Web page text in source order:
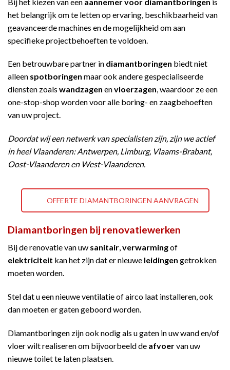
het belangrijk om te letten op ervaring, beschikbaarheid van
geavanceerde machines en de mogelijkheid om aan
specifieke projectbehoeften te voldoen.
Een betrouwbare partner in diamantboringen biedt niet
alleen spotboringen maar ook andere gespecialiseerde
diensten zoals wandzagen envloerzagen, waardoor ze een
one-stop-shop worden voor alle boring- en zaagbehoeften
van uw project.
Doordat wij een netwerk van specialisten zijn, zijn we actief
in heel Vlaanderen: Antwerpen, Limburg, Vlaams-Brabant,
Oost-Vlaanderen en West-Vlaanderen.
OFFERTE DIAMANTBORINGEN AANVRAGEN
Diamantboringen bij renovatiewerken
Bij de renovatie van uw sanitair,verwarmingof
elektriciteit kan het zijn dat er nieuwe leidingen getrokken
moeten worden.
Stel dat u een nieuwe ventilatie of airco laat installeren, ook
dan moeten er gaten geboord worden.
Diamantboringen zijn ook nodig als u gaten in uw wand en/of
vloer wilt realiseren om bijvoorbeeld de afvoervan uw
nieuwe toilet te laten plaatsen.